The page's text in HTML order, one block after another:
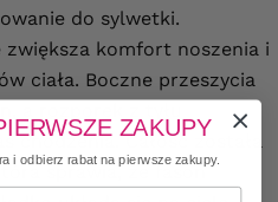
do sylwetki.
zwiększa komfort noszenia i
ciała. Boczne przeszycia
a rozporek z tyłu
chodzenia. Całość została
sprawia, że fason
ZAKUPY
i odbierz rabat na pierwsze zakupy.